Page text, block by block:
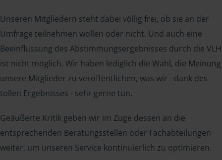
Unseren Mitgliedern steht dabei völlig frei, ob sie an der
Umfrage teilnehmen wollen oder nicht. Und auch eine
Beeinflussung des Abstimmungsergebnisses durch die VLH
ist nicht möglich. Wir haben lediglich die Wahl, die Meinung
unsere Mitglieder zu veröffentlichen, was wir - dank des
tollen Ergebnisses - sehr gerne tun.
Geäußerte Kritik geben wir im Zuge dessen an die
entsprechenden Beratungsstellen oder Fachabteilungen
weiter, um unseren Service kontinuierlich zu optimieren.